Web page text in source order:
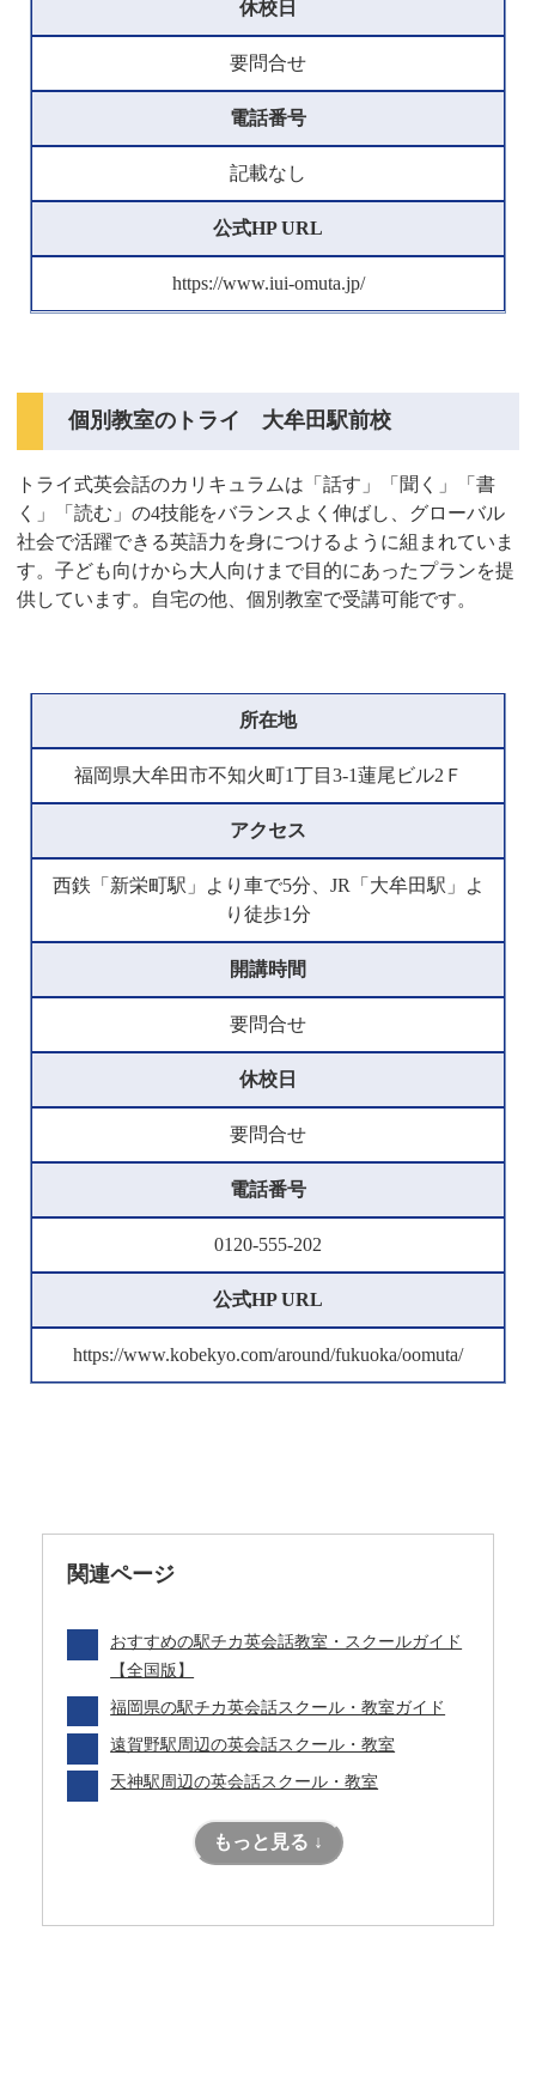
休校日
要問合せ
電話番号
記載なし
公式HP URL
https://www.iui-omuta.jp/
個別教室のトライ 大牟田駅前校
トライ式英会話のカリキュラムは「話す」「聞く」「書
く」「読む」の4技能をバランスよく伸ばし、グローバル
社会で活躍できる英語力を身につけるように組まれていま
す。子ども向けから大人向けまで目的にあったプランを提
供しています。自宅の他、個別教室で受講可能です。
所在地
福岡県大牟田市不知火町1丁目3-1蓮尾ビル2Ｆ
アクセス
西鉄「新栄町駅」より車で5分、JR「大牟田駅」よ
り徒歩1分
開講時間
要問合せ
休校日
要問合せ
電話番号
0120-555-202
公式HP URL
https://www.kobekyo.com/around/fukuoka/oomuta/
関連ページ
おすすめの駅チカ英会話教室・スクールガイド
【全国版】
福岡県の駅チカ英会話スクール・教室ガイド
遠賀野駅周辺の英会話スクール・教室
天神駅周辺の英会話スクール・教室
もっと見る ↓